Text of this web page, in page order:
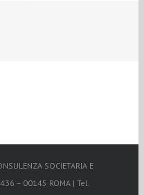
SOCIETARIA E
– 00145 ROMA | Tel.